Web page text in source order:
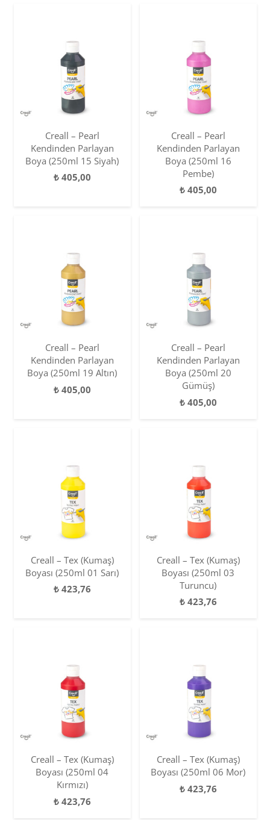
Creall – Pearl
Kendinden Parlayan
Boya (250ml 15 Siyah)
₺405,00
Creall – Pearl
Kendinden Parlayan
Boya (250ml 16
Pembe)
₺405,00
Creall – Pearl
Kendinden Parlayan
Boya (250ml 19 Altın)
₺405,00
Creall – Pearl
Kendinden Parlayan
Boya (250ml 20
Gümüş)
₺405,00
Creall – Tex (Kumaş)
Boyası (250ml 01 Sarı)
₺423,76
Creall – Tex (Kumaş)
Boyası (250ml 03
Turuncu)
₺423,76
Creall – Tex (Kumaş)
Boyası (250ml 04
Kırmızı)
₺423,76
Creall – Tex (Kumaş)
Boyası (250ml 06 Mor)
₺423,76